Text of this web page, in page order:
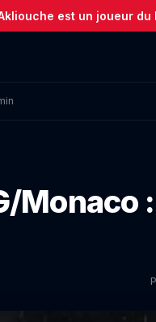
est un joueur
Monaco